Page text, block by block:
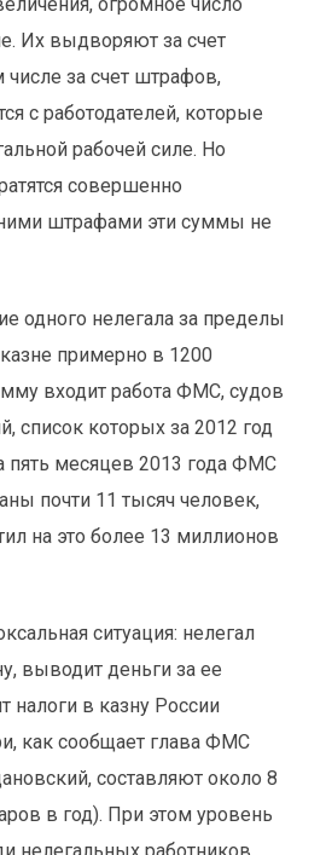
Их выдворяют за счет
числе за счет штрафов,
с работодателей, которые
рабочей силе. Но
совершенно
штрафами эти суммы не
одного нелегала за пределы
примерно в 1200
входит работа ФМС, судов
список которых за 2012 год
пять месяцев 2013 года ФМС
почти 11 тысяч человек,
на это более 13 миллионов
ситуация: нелегал
выводит деньги за ее
налоги в казну России
как сообщает глава ФМС
составляют около 8
в год). При этом уровень